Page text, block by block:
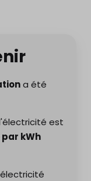
a été
est
par kWh